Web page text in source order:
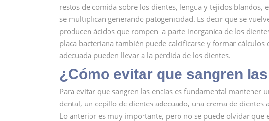
restos de comida sobre los dientes, lengua y tejidos blandos,
se multiplican generando patógenicidad. Es decir que se
producen ácidos que rompen la parte inorganica de los
placa bacteriana también puede calcificarse y formar
adecuada pueden llevar a la pérdida de los dientes.
¿Cómo evitar que sangren
Para evitar que sangren las encías es fundamental mantener
dental, un cepillo de dientes adecuado, una crema de
Lo anterior es muy importante, pero no se puede olvidar que